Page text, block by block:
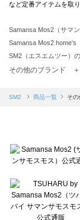
など定番アイテムを取
Samansa Mos2（サマ
Samansa Mos2 home's
SM2（エスエムツー）
TSUHARU by
Samansa Mos2 blue（
Te chichi（テチチ）の
Te chichi CLASSIC（テ
Lugnoncure（ルノンキ
BETTY'S BLUE（べテ
Wpc.（ワールドパーテ
その他のブランド ＋
SM2 商品一覧 その